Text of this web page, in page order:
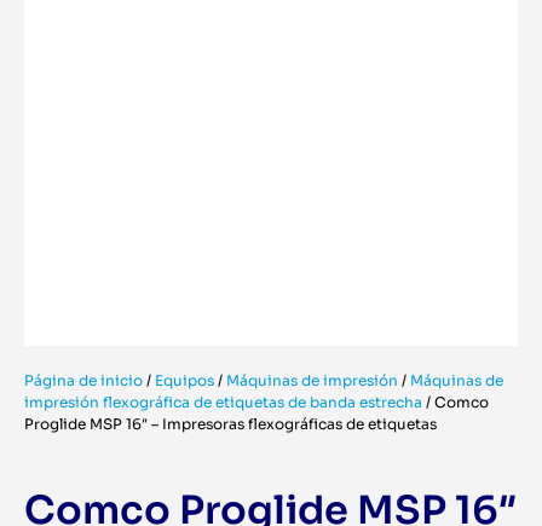
Página de inicio / Equipos / Máquinas de impresión / Máquinas de
impresión flexográfica de etiquetas de banda estrecha / Comco
Proglide MSP 16″ – Impresoras flexográficas de etiquetas
Comco Proglide MSP 16″